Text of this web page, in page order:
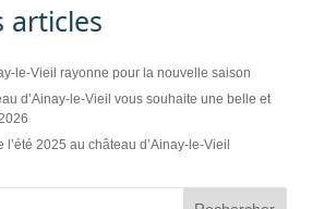
articles
le-Vieil rayonne pour la nouvelle saison
d’Ainay-le-Vieil vous souhaite une belle et
l’été 2025 au château d’Ainay-le-Vieil